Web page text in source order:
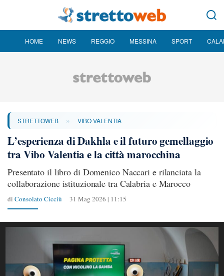
HOME NEWS REGGIO MESSINA SPORT
STRETTOWEB » VIBO VALENTIA
L’esperienza di Dakhla e il futuro gemellaggio
tra Vibo Valentia e la città marocchina
Presentato il libro di Domenico Naccari e rilanciata la
collaborazione istituzionale tra Calabria e Marocco
di Consolato Cicciù 31 Mag 2026 | 11:15